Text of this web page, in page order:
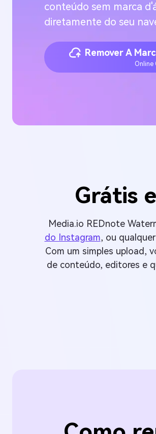
conteúdo sem marca
diretamente do seu
Remover A
Online
Grátis
Media.io REDnote
do Instagram, ou
Com um simples upload,
de conteúdo, editores e